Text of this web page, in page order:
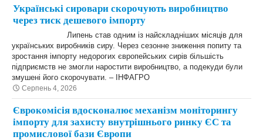
Українські сировари скорочують виробництво
через тиск дешевого імпорту
Липень став одним із найскладніших місяців для
українських виробників сиру. Через сезонне зниження попиту та
зростання імпорту недорогих європейських сирів більшість
підприємств не змогли наростити виробництво, а подекуди були
змушені його скорочувати. – ІНФАГРО
Серпень 4, 2026
Єврокомісія вдосконалює механізм моніторингу
імпорту для захисту внутрішнього ринку ЄС та
промислової бази Європи